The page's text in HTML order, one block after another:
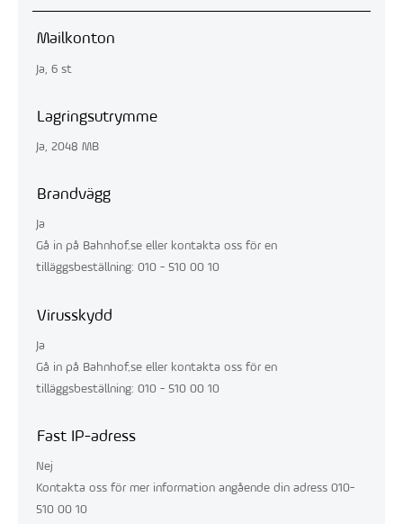
Mailkonton
Ja, 6 st
Lagringsutrymme
Ja, 2048 MB
Brandvägg
Ja
Gå in på Bahnhof.se eller kontakta oss för en
tilläggsbeställning: 010 - 510 00 10
Virusskydd
Ja
Gå in på Bahnhof.se eller kontakta oss för en
tilläggsbeställning: 010 - 510 00 10
Fast IP-adress
Nej
Kontakta oss för mer information angående din adress 010-
510 00 10